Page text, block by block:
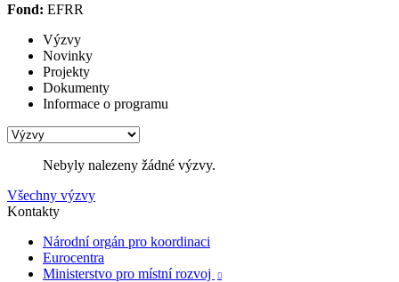
Fond: EFRR
Výzvy
Novinky
Projekty
Dokumenty
Informace o programu
Nebyly nalezeny žádné výzvy.
Všechny výzvy
Kontakty
Národní orgán pro koordinaci
Eurocentra
Ministerstvo pro místní rozvoj
